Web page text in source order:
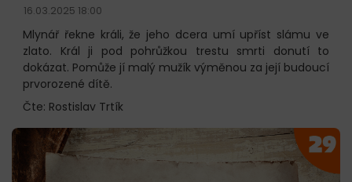
16.03.2025 18:00
Mlynář řekne králi, že jeho dcera umí upříst slámu ve
zlato. Král ji pod pohrůžkou trestu smrti donutí to
dokázat. Pomůže jí malý mužík výměnou za její budoucí
prvorozené dítě.
Čte: Rostislav Trtík